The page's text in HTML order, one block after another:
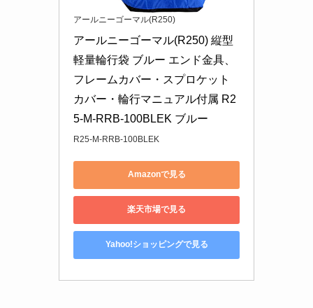
アールニーゴーマル(R250)
アールニーゴーマル(R250) 縦型
軽量輪行袋 ブルー エンド金具、
フレームカバー・スプロケット
カバー・輪行マニュアル付属 R2
5-M-RRB-100BLEK ブルー
R25-M-RRB-100BLEK
Amazonで見る
楽天市場で見る
Yahoo!ショッピングで見る